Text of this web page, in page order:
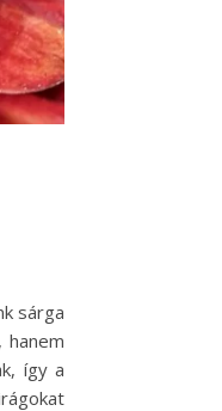
sárga
hanem
így a